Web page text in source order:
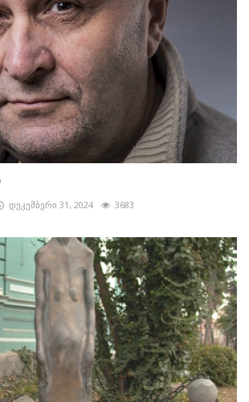
დეკემბერი 31, 2024 3683